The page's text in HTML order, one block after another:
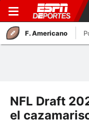
F. Americano
NFL Draft
el